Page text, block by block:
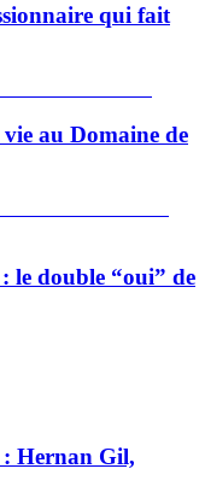
qui fait
au Domaine de
le double “oui” de
: Hernan Gil,